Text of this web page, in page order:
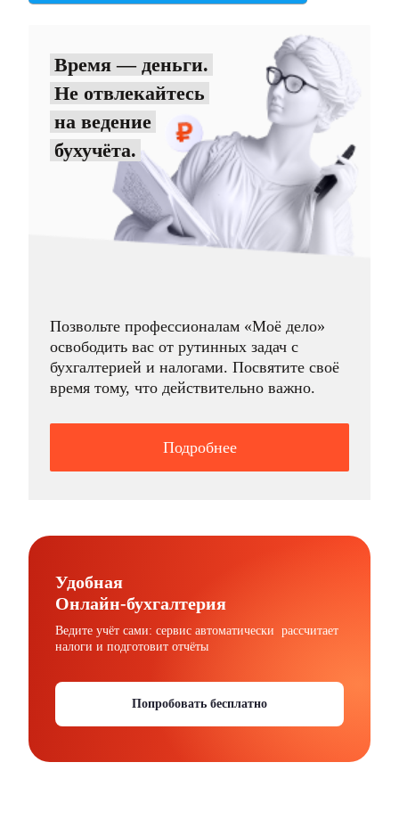
Время — деньги.
Не отвлекайтесь
на ведение
бухучёта.
Позвольте профессионалам «Моё дело»
освободить вас от рутинных задач с
бухгалтерией и налогами. Посвятите своё
время тому, что действительно важно.
Подробнее
Удобная
Онлайн-бухгалтерия
Ведите учёт сами: сервис автоматически рассчитает
налоги и подготовит отчёты
Попробовать бесплатно